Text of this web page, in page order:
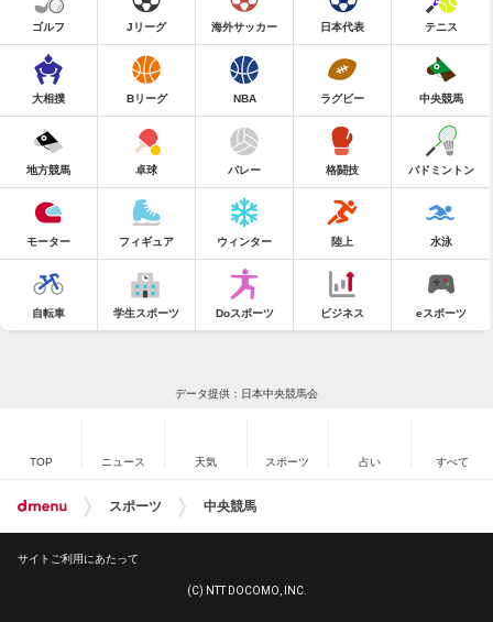
ゴルフ Jリーグ 海外サッカー 日本代表 テニス
大相撲 Bリーグ NBA ラグビー 中央競馬
地方競馬 卓球 バレー 格闘技 バドミントン
モーター フィギュア ウィンター 陸上 水泳
自転車 学生スポーツ Doスポーツ ビジネス eスポーツ
データ提供：日本中央競馬会
TOP ニュース 天気 スポーツ 占い すべて
スポーツ 中央競馬
サイトご利用にあたって
(C) NTT DOCOMO, INC.